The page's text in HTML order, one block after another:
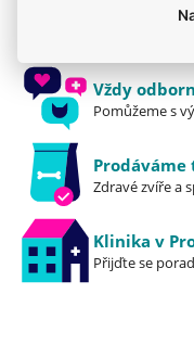
Jsme
Vždy
Pomůžeme s
Zdravé zvíře a
Klinika v
Přijďte se